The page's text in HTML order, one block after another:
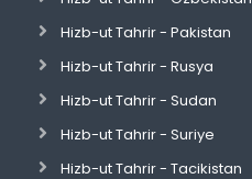
Hizb-ut Tahrir - Pakistan
Hizb-ut Tahrir - Rusya
Hizb-ut Tahrir - Sudan
Hizb-ut Tahrir - Suriye
Hizb-ut Tahrir - Tacikistan